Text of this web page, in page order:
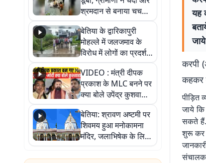
श्रमदान से बनाया चचरी
पुल
बेतिया के द्वारिकापुरी
मोहल्ले में जलजमाव के
विरोध में लोगों का प्रदर्शन,
स्थायी समाधान की मांग
VIDEO : मंत्री दीपक
प्रकाश के MLC बनने पर
क्या बोले उपेंद्र कुशवाहा,
सुनिए
बेतिया: श्रावण अष्टमी पर
शिवमय हुआ मनोकामना
मंदिर, जलाभिषेक के लिए
लगी लंबी कतारें
यह
करपी
कहकर
पीड़ित
जाये कि
सकते हैं.
शुरू कर
संचालक